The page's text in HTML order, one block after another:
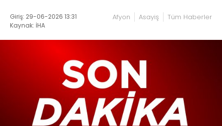
Giriş: 29-06-2026 13:31
Kaynak: İHA
Afyon Asayiş Tüm Haberler